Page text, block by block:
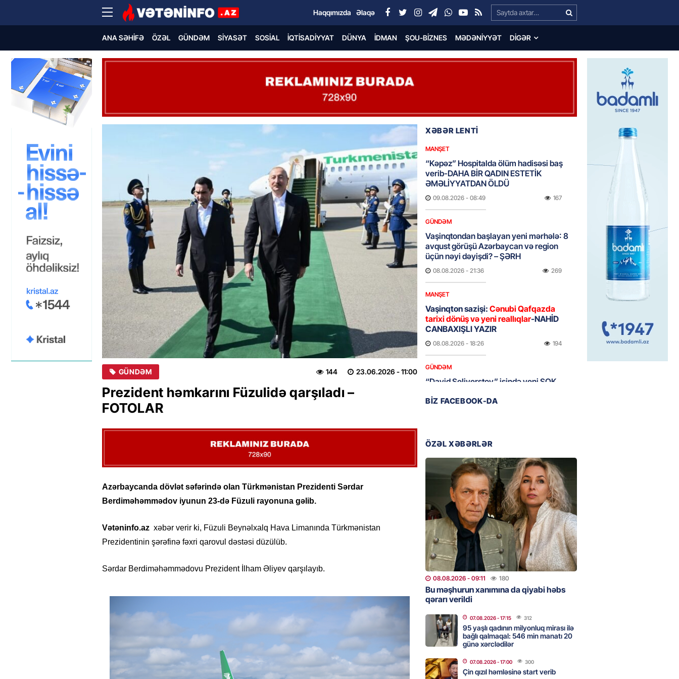
Search…
Haqqımızda Əlaqə
ANA SƏHIFƏ ÖZƏL GÜNDƏM SIYASƏT SOSIAL İQTISADIYYAT DÜNYA İDMAN ŞOU-BIZNES MƏDƏNIYYƏT DIGƏR
GÜNDƏM 23.06.2026 - 11:00
144
Prezident həmkarını Füzulidə qarşıladı –
FOTOLAR
Azərbaycanda dövlət səfərində olan Türkmənistan Prezidenti Sərdar
Berdiməhəmmədov iyunun 23-də Füzuli rayonuna gəlib.
Vətəninfo.az xəbər verir ki, Füzuli Beynəlxalq Hava Limanında Türkmənistan
Prezidentinin şərəfinə fəxri qarovul dəstəsi düzülüb.
Sərdar Berdiməhəmmədovu Prezident İlham Əliyev qarşılayıb.
XƏBƏR LENTİ
MANŞET
“Kəpəz” Hospitalda ölüm hadisəsi baş
verib-DAHA BİR QADIN ESTETİK
ƏMƏLİYYATDAN ÖLDÜ
09.08.2026 - 08:49 167
GÜNDƏM
Vaşinqtondan başlayan yeni mərhələ: 8
avqust görüşü Azərbaycan və region
üçün nəyi dəyişdi? – ŞƏRH
08.08.2026 - 21:36 269
MANŞET
Vaşinqton sazişi: Cənubi Qafqazda
tarixi dönüş və yeni reallıqlar-NAHİD
CANBAXIŞLI YAZIR
08.08.2026 - 18:26 194
GÜNDƏM
“David Seliverstov” işində yeni ŞOK
keçmiş və sürətli qaçış
GÜNDƏM
sayanlar evlənməsə yaxşıdır” —
Deputat
08.08.2026- 15:37 207
MANŞET
“Prezident İlham Əliyev müharibəni
qazandı, həm də sülhü qazandı!” –
Video
08.08.2026 - 14:50 174
BANNER
Məsud Pezeşkianın oğlu türkcə danışdı
08.08.2026- 14:39
MANŞET
Nikol Paşinyan Prezident İlham Əliyevə
ZƏNG ETDİ
BIZ FACEBOOK-DA
ÖZƏL XƏBƏRLƏR
08.08.2026 - 09:11 180
Bu məşhurun xanımına da qiyabi həbs
qərarı verildi
07.08.2026- 17:15 312
95 yaşlı qadının milyonluq mirası ilə
bağlı qalmaqal: 546 min manatı 20
günə xərclədilər
07.08.2026- 17:00 300
Çin qızıl həmləsinə start verib